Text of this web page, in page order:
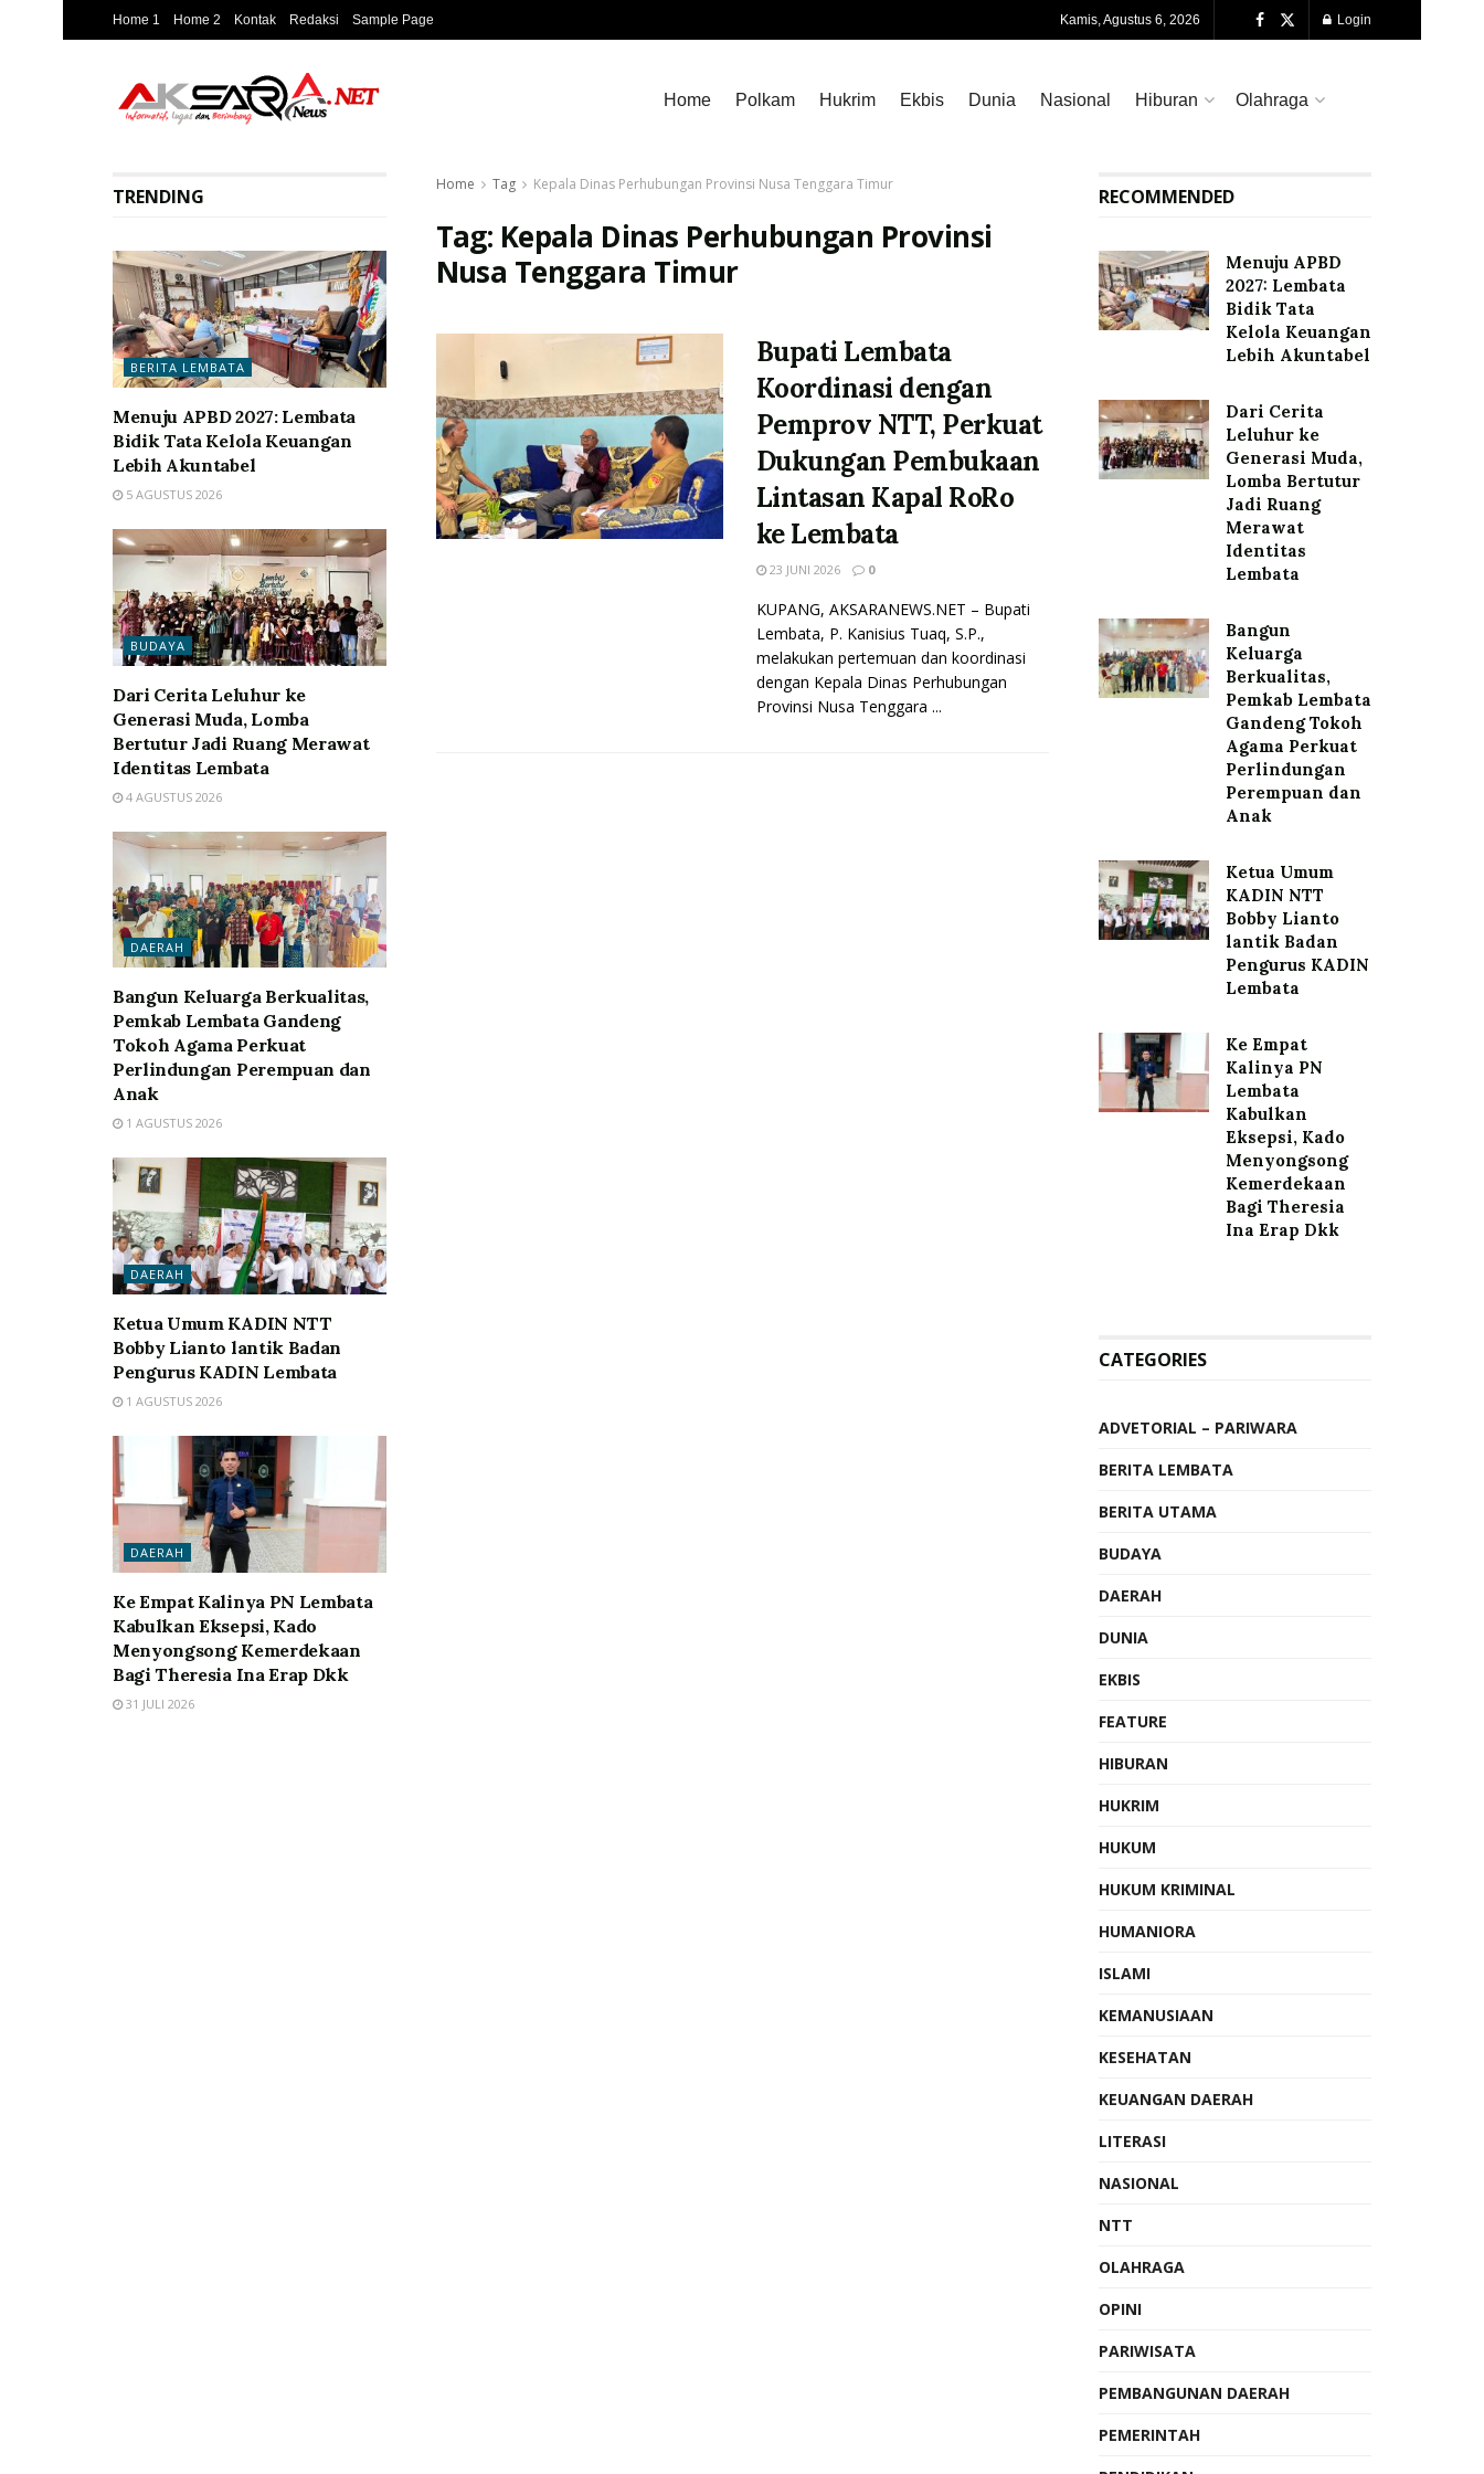
Home 1 Home 2 Kontak Redaksi Sample Page Kamis, Agustus 6, 2026 Login
Home Polkam Hukrim Ekbis Dunia Nasional Hiburan Olahraga
Home Tag Kepala Dinas Perhubungan Provinsi Nusa Tenggara Timur
Tag: Kepala Dinas Perhubungan Provinsi
Nusa Tenggara Timur
Bupati Lembata
Koordinasi dengan
Pemprov NTT, Perkuat
Dukungan Pembukaan
Lintasan Kapal RoRo
ke Lembata
23 JUNI 2026 0
KUPANG, AKSARANEWS.NET – Bupati
Lembata, P. Kanisius Tuaq, S.P.,
melakukan pertemuan dan koordinasi
dengan Kepala Dinas Perhubungan
Provinsi Nusa Tenggara ...
TRENDING
BERITA LEMBATA
Menuju APBD 2027: Lembata
Bidik Tata Kelola Keuangan
Lebih Akuntabel
5 AGUSTUS 2026
BUDAYA
Dari Cerita Leluhur ke
Generasi Muda, Lomba
Bertutur Jadi Ruang Merawat
Identitas Lembata
4 AGUSTUS 2026
DAERAH
Bangun Keluarga Berkualitas,
Pemkab Lembata Gandeng
Tokoh Agama Perkuat
Perlindungan Perempuan dan
Anak
1 AGUSTUS 2026
DAERAH
Ketua Umum KADIN NTT
Bobby Lianto lantik Badan
Pengurus KADIN Lembata
1 AGUSTUS 2026
DAERAH
Ke Empat Kalinya PN Lembata
Kabulkan Eksepsi, Kado
Menyongsong Kemerdekaan
Bagi Theresia Ina Erap Dkk
31 JULI 2026
RECOMMENDED
Menuju APBD
2027: Lembata
Bidik Tata
Kelola Keuangan
Lebih Akuntabel
Dari Cerita
Leluhur ke
Generasi Muda,
Lomba Bertutur
Jadi Ruang
Merawat
Identitas
Lembata
Bangun
Keluarga
Berkualitas,
Pemkab Lembata
Gandeng Tokoh
Agama Perkuat
Perlindungan
Perempuan dan
Anak
Ketua Umum
KADIN NTT
Bobby Lianto
lantik Badan
Pengurus KADIN
Lembata
Ke Empat
Kalinya PN
Lembata
Kabulkan
Eksepsi, Kado
Menyongsong
Kemerdekaan
Bagi Theresia
Ina Erap Dkk
CATEGORIES
ADVETORIAL – PARIWARA
BERITA LEMBATA
BERITA UTAMA
BUDAYA
DAERAH
DUNIA
EKBIS
FEATURE
HIBURAN
HUKRIM
HUKUM
HUKUM KRIMINAL
HUMANIORA
ISLAMI
KEMANUSIAAN
KESEHATAN
KEUANGAN DAERAH
LITERASI
NASIONAL
NTT
OLAHRAGA
OPINI
PARIWISATA
PEMBANGUNAN DAERAH
PEMERINTAH